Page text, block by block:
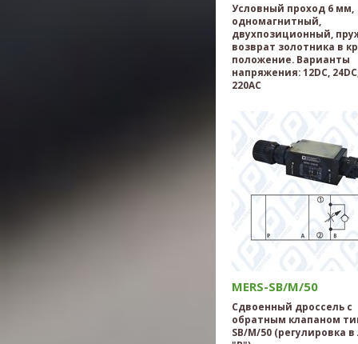
Условный проход 6 мм,
одномагнитный,
двухпозиционный,
возврат золотника в
положение. Варианты
напряжения: 12DC,
220AC
MERS-SB/M/50
Сдвоенный дроссель с
обратным клапаном
SB/M/50 (регулировка